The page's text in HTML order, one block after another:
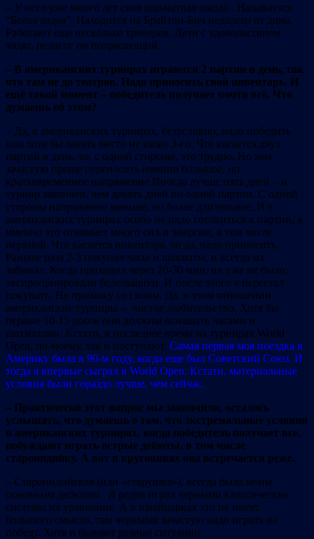
– У него уже много лет своя шахматная школа . Называется
“Белая ладья”. Находится на Брайтон-Бич недалеко от дома.
Работают еще несколько тренеров. Дети с удовольствием
ходят, педагог он потрясающий.
– В американских турнирах играются 2 партии в день, так
что там не до театров. Надо приносить свой инвентарь. И
ещё такой момент – победитель получает почти всё. Что
думаешь об этом?
– Да, в американских турнирах, безусловно, надо победить
или хотя бы занять место не ниже 3-го. Что касается двух
партий в день, то, с одной стороны, это трудно. Но мне
зачастую проще переносить именно большое, но
кратковременное напряжение Иногда лучше пять дней – и
турнир закончен, чем девять дней по одной партии. С одной
стороны напряжение меньше, но более длительное. И в
американских турнирах особо не надо готовиться к партии, а
именно это отнимает много сил и энергии, в том числе
нервной. Что касается инвентаря, то да, надо приносить.
Раньше раза 2-3 покупал часы и шахматы, и всегда их
забывал. Когда приходил через 20-30 мин. их уже не было,
экспроприировали болельщики. И после этого я перестал
покупать. Не прихожу со своим. Да, в этом отношении
американские турниры – чистое любительство. Хотя бы
первые 10-15 досок они должны оснащать часами и
шахматами. Кстати, в последнее время на турнирах World
Оpen, по-моему, так и поступают. Самая первая моя поездка в
Америку была в 90-м году, когда еще был Советский Союз. И
тогда я впервые сыграл в World Оpen. Кстати, материальные
условия были гораздо лучше, чем сейчас.
– Практически этот вопрос мы закончили, осталось
услышать, что думаешь о том, что экстремальные условия
в американских турнирах, когда победитель получает все,
побуждают играть острые дебюты, в том числе
староиндийку. А вот в круговиках она встречается реже.
– Староиндийская (или «старушка»), всегда была моим
основным дебютом. Я редко играл черными классические
системы на уравнение. А в швейцарках это не имеет
большого смысла, там черными зачастую надо играть на
победу. Хотя и бывают разные ситуации